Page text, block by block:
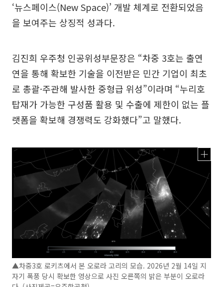
‘뉴스페이스(New Space)’ 개발 체계로 전환되었음
을 보여주는 상징적 성과다.
김진희 우주청 인공위성부문장은 “차중 3호는 출연
연을 통해 확보한 기술을 이전받은 민간 기업이 최초
로 총괄·주관해 발사한 중형급 위성”이라며 “누리호
탑재가 가능한 구성품 활용 및 수출에 제한이 없는 플
랫폼을 확보해 경쟁력도 강화했다”고 말했다.
▲차중3호 로키츠에서 본 오로라 고리의 모습. 2026년 2월 14일 지
자기 폭풍 당시 확보한 영상으로 사진 오른쪽의 밝은 부분이 오로라